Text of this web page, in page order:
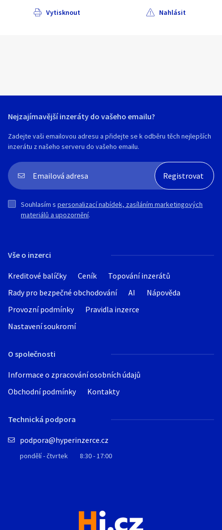
Vytisknout Nahlásit
Vše o inzerci
Kreditové balíčky Ceník
Topování inzerátů
Rady pro bezpečné obchodování
AI
Nápověda
Provozní podmínky
Pravidla inzerce
Nastavení soukromí
O společnosti
Informace o zpracování osobních údajů
Obchodní podmínky
Kontakty
Technická podpora
podpora@hyperinzerce.cz
pondělí - čtvrtek 8:30 - 17:00
Nejzajímavější inzeráty do vašeho emailu?
Zadejte vaši emailovou adresu a přidejte se k odběru těch nejlepších
inzerátu z našeho serveru do vašeho emailu.
Souhlasím s personalizací nabídek, zasíláním marketingových
materiálů a upozornění.